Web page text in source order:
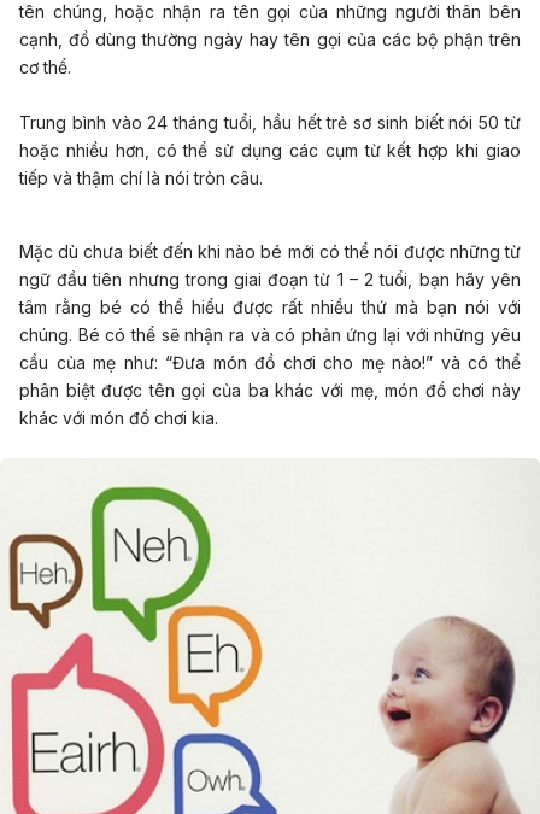
tên chúng, hoặc nhận ra tên gọi của những người thân bên
cạnh, đồ dùng thường ngày hay tên gọi của các bộ phận trên
cơ thể.
Trung bình vào 24 tháng tuổi, hầu hết trẻ sơ sinh biết nói 50 từ
hoặc nhiều hơn, có thể sử dụng các cụm từ kết hợp khi giao
tiếp và thậm chí là nói tròn câu.
Mặc dù chưa biết đến khi nào bé mới có thể nói được những từ
ngữ đầu tiên nhưng trong giai đoạn từ 1 – 2 tuổi, bạn hãy yên
tâm rằng bé có thể hiểu được rất nhiều thứ mà bạn nói với
chúng. Bé có thể sẽ nhận ra và có phản ứng lại với những yêu
cầu của mẹ như: “Đưa món đồ chơi cho mẹ nào!” và có thể
phân biệt được tên gọi của ba khác với mẹ, món đồ chơi này
khác với món đồ chơi kia.